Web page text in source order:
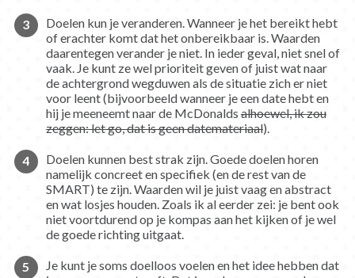
Doelen kun je veranderen. Wanneer je het bereikt hebt
of erachter komt dat het onbereikbaar is. Waarden
daarentegen verander je niet. In ieder geval, niet snel of
vaak. Je kunt ze wel prioriteit geven of juist wat naar
de achtergrond wegduwen als de situatie zich er niet
voor leent (bijvoorbeeld wanneer je een date hebt en
hij je meeneemt naar de McDonalds alhoewel, ik zou
zeggen: let go, dat is geen datemateriaal).
Doelen kunnen best strak zijn. Goede doelen horen
namelijk concreet en specifiek (en de rest van de
SMART) te zijn. Waarden wil je juist vaag en abstract
en wat losjes houden. Zoals ik al eerder zei: je bent ook
niet voortdurend op je kompas aan het kijken of je wel
de goede richting uitgaat.
Je kunt je soms doelloos voelen en het idee hebben dat